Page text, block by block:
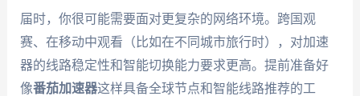
届时，你很可能需要面对更复杂的网络环境。跨国观
赛、在移动中观看（比如在不同城市旅行时），对加速
器的线路稳定性和智能切换能力要求更高。提前准备好
像番茄加速器这样具备全球节点和智能线路推荐的工